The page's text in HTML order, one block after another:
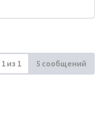
1 из 1 5 сообщений